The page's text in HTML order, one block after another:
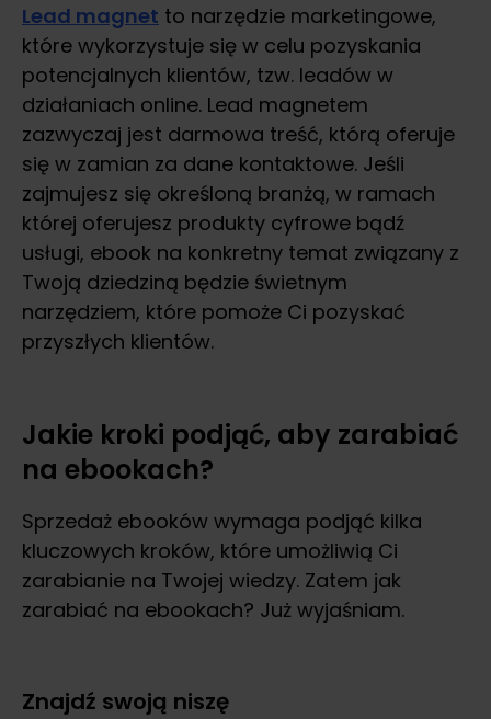
Lead magnet to narzędzie marketingowe,
które wykorzystuje się w celu pozyskania
potencjalnych klientów, tzw. leadów w
działaniach online. Lead magnetem
zazwyczaj jest darmowa treść, którą oferuje
się w zamian za dane kontaktowe. Jeśli
zajmujesz się określoną branżą, w ramach
której oferujesz produkty cyfrowe bądź
usługi, ebook na konkretny temat związany z
Twoją dziedziną będzie świetnym
narzędziem, które pomoże Ci pozyskać
przyszłych klientów.
Jakie kroki podjąć, aby zarabiać
na ebookach?
Sprzedaż ebooków wymaga podjąć kilka
kluczowych kroków, które umożliwią Ci
zarabianie na Twojej wiedzy. Zatem jak
zarabiać na ebookach? Już wyjaśniam.
Znajdź swoją niszę